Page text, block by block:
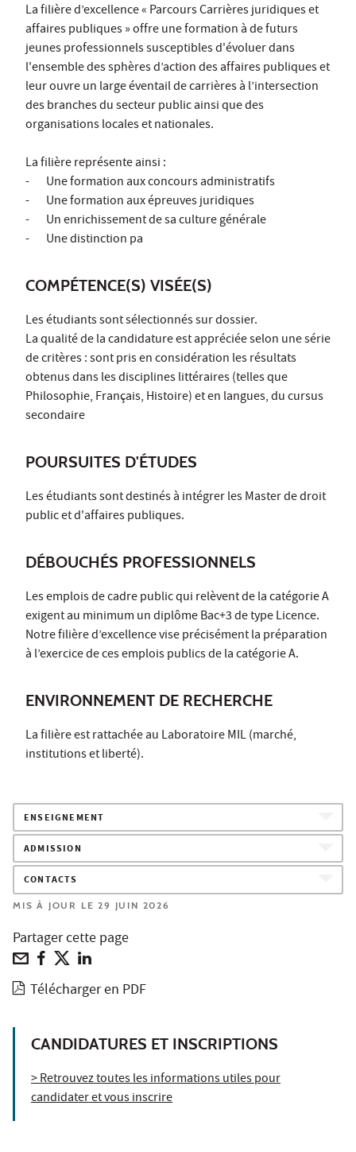
La filière d’excellence « Parcours Carrières juridiques et
affaires publiques » offre une formation à de futurs
jeunes professionnels susceptibles d'évoluer dans
l'ensemble des sphères d’action des affaires publiques et
leur ouvre un large éventail de carrières à l’intersection
des branches du secteur public ainsi que des
organisations locales et nationales.
La filière représente ainsi :
- Une formation aux concours administratifs
- Une formation aux épreuves juridiques
- Un enrichissement de sa culture générale
- Une distinction pa
COMPÉTENCE(S) VISÉE(S)
Les étudiants sont sélectionnés sur dossier.
La qualité de la candidature est appréciée selon une série
de critères : sont pris en considération les résultats
obtenus dans les disciplines littéraires (telles que
Philosophie, Français, Histoire) et en langues, du cursus
secondaire
POURSUITES D'ÉTUDES
Les étudiants sont destinés à intégrer les Master de droit
public et d'affaires publiques.
DÉBOUCHÉS PROFESSIONNELS
Les emplois de cadre public qui relèvent de la catégorie A
exigent au minimum un diplôme Bac+3 de type Licence.
Notre filière d’excellence vise précisément la préparation
à l’exercice de ces emplois publics de la catégorie A.
ENVIRONNEMENT DE RECHERCHE
La filière est rattachée au Laboratoire MIL (marché,
institutions et liberté).
ENSEIGNEMENT
ADMISSION
CONTACTS
MIS À JOUR LE 29 JUIN 2026
Partager cette page
Télécharger en PDF
CANDIDATURES ET INSCRIPTIONS
> Retrouvez toutes les informations utiles pour
candidater et vous inscrire